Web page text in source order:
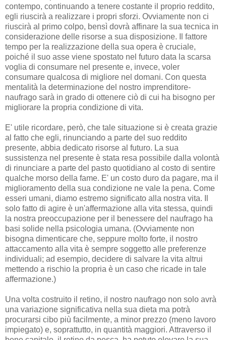
contempo, continuando a tenere costante il proprio reddito,
egli riuscirà a realizzare i propri sforzi. Ovviamente non ci
riuscirà al primo colpo, bensì dovrà affinare la sua tecnica in
considerazione delle risorse a sua disposizione. Il fattore
tempo per la realizzazione della sua opera è cruciale,
poiché il suo asse viene spostato nel futuro data la scarsa
voglia di consumare nel presente e, invece, voler
consumare qualcosa di migliore nel domani. Con questa
mentalità la determinazione del nostro imprenditore-
naufrago sarà in grado di ottenere ciò di cui ha bisogno per
migliorare la propria condizione di vita.
E' utile ricordare, però, che tale situazione si è creata grazie
al fatto che egli, rinunciando a parte del suo reddito
presente, abbia dedicato risorse al futuro. La sua
sussistenza nel presente è stata resa possibile dalla volontà
di rinunciare a parte del pasto quotidiano al costo di sentire
qualche morso della fame. E' un costo duro da pagare, ma il
miglioramento della sua condizione ne vale la pena. Come
esseri umani, diamo estremo significato alla nostra vita. Il
solo fatto di agire è un'affermazione alla vita stessa, quindi
la nostra preoccupazione per il benessere del naufrago ha
basi solide nella psicologia umana. (Ovviamente non
bisogna dimenticare che, seppure molto forte, il nostro
attaccamento alla vita è sempre soggetto alle preferenze
individuali; ad esempio, decidere di salvare la vita altrui
mettendo a rischio la propria è un caso che ricade in tale
affermazione.)
Una volta costruito il retino, il nostro naufrago non solo avrà
una variazione significativa nella sua dieta ma potrà
procurarsi cibo più facilmente, a minor prezzo (meno lavoro
impiegato) e, soprattutto, in quantità maggiori. Attraverso il